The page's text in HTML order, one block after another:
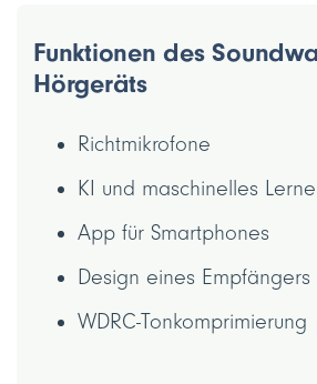
Funktionen des
Hörgeräts
Richtmikrofone
KI und maschinelles
App für Smartphones
Design eines Empfängers
WDRC-Tonkomprimierung